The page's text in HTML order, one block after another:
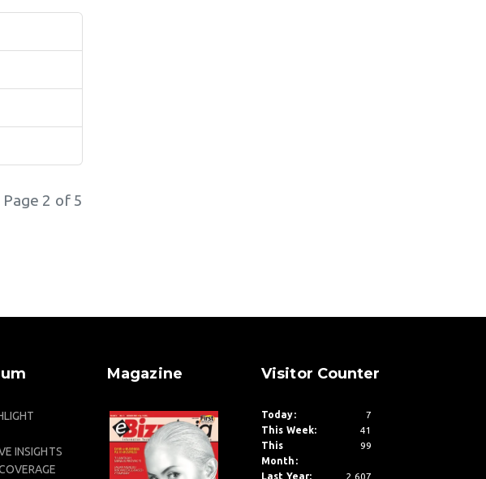
Page 2 of 5
INSIGHTS
Magazine Visitor Counter
Today:
7
This Week:
41
This
Month:
99
Last Year: 2,607